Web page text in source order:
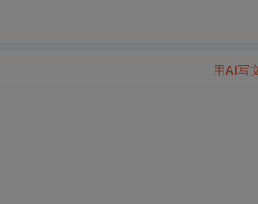
用AI写